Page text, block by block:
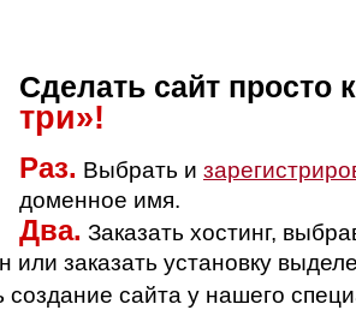
Сделать сайт просто
три»!
Раз. Выбрать и
доменное имя.
Два. Заказать хостинг,
заказать установку
создание сайта у нашего